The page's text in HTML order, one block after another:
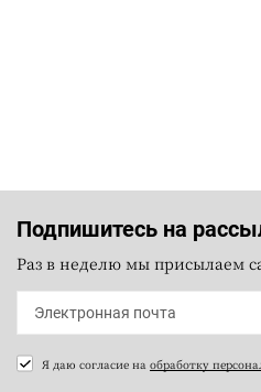
Подпишитесь на
Раз в неделю мы присылаем
Я даю согласие на обработку